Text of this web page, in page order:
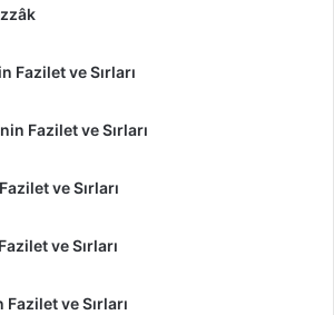
Fazilet ve Sırları
Fazilet ve Sırları
ve Sırları
ve Sırları
ve Sırları